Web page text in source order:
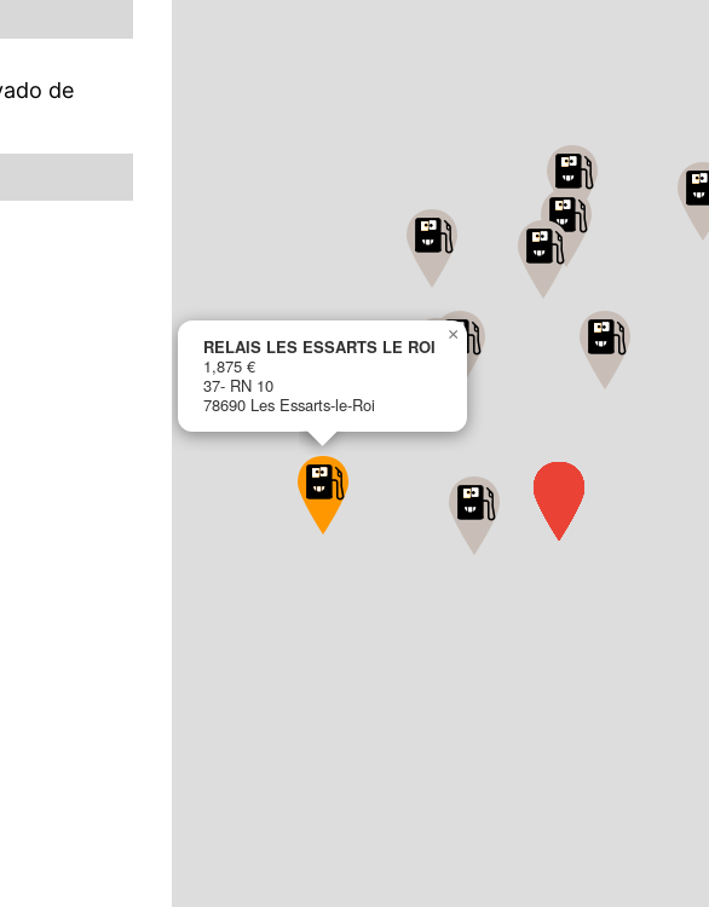
de
RELAIS LES ESSARTS LE ROI
1,875 €
37- RN 10
78690 Les Essarts-le-Roi
×